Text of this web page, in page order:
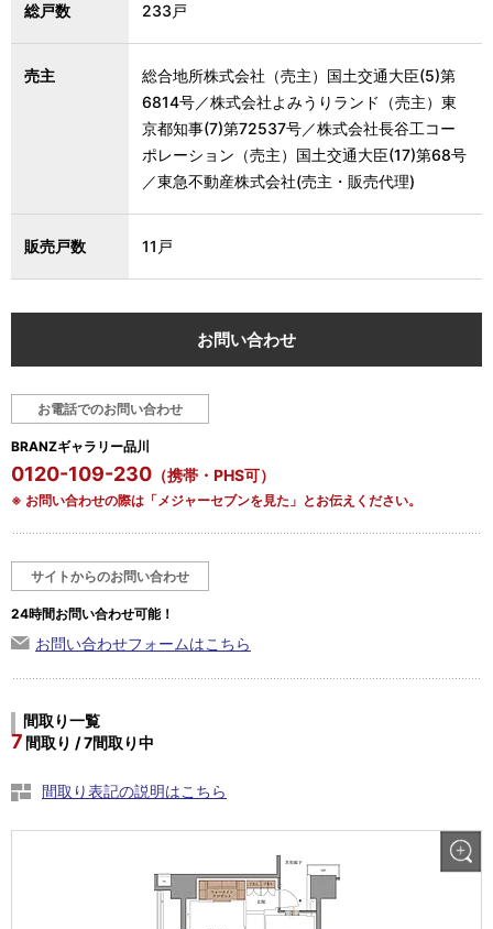
総戸数 233戸
売主
総合地所株式会社（売主）国土交通大臣(5)第
6814号／株式会社よみうりランド（売主）東
京都知事(7)第72537号／株式会社長谷工コー
ポレーション（売主）国土交通大臣(17)第68号
／東急不動産株式会社(売主・販売代理)
販売戸数 11戸
お問い合わせ
お電話でのお問い合わせ
BRANZギャラリー品川
0120-109-230 （携帯・PHS可）
※ お問い合わせの際は「メジャーセブンを見た」とお伝えください。
サイトからのお問い合わせ
24時間お問い合わせ可能！
お問い合わせフォームはこちら
間取り一覧
7 間取り / 7間取り中
間取り表記の説明はこちら